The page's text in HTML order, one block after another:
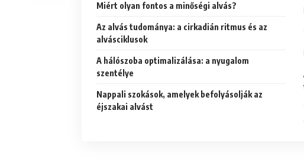
Miért olyan fontos a minőségi alvás?
Az alvás tudománya: a cirkadián ritmus és az
alvásciklusok
A hálószoba optimalizálása: a nyugalom
szentélye
Nappali szokások, amelyek befolyásolják az
éjszakai alvást